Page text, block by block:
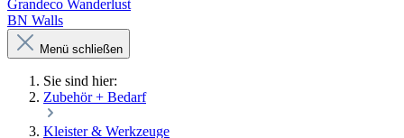
Grandeco Wanderlust
BN Walls
Menü schließen
Sie sind hier:
Zubehör + Bedarf
Kleister & Werkzeuge